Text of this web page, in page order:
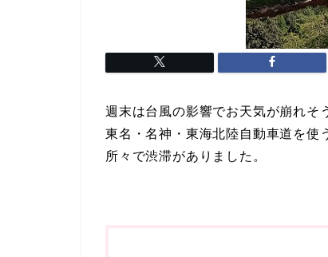
週末は台風の影響でお天気が崩れそ
東名・名神・東海北陸自動車道を使
所々で渋滞がありました。